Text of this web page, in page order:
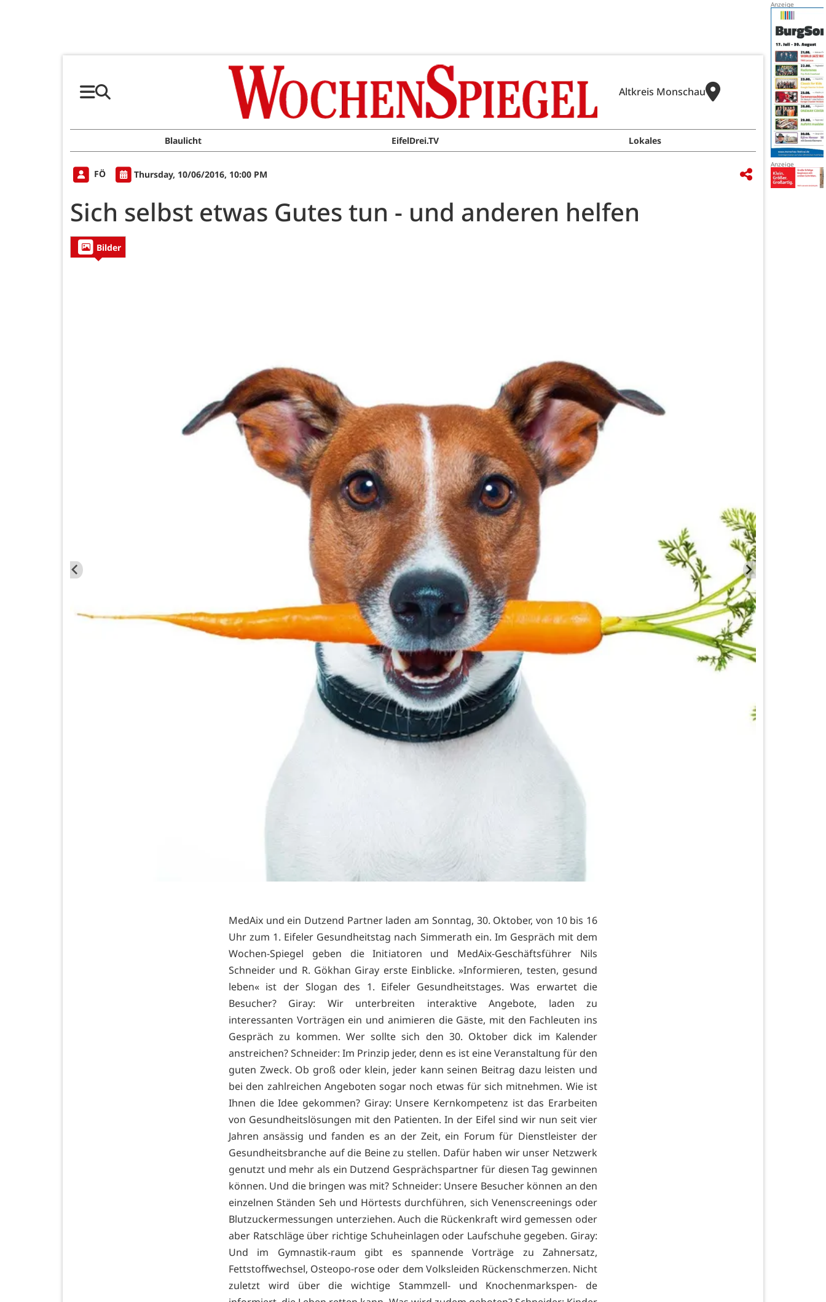
Altkreis Monschau
Blaulicht EifelDrei.TV Lokales
FÖ Thursday, 10/06/2016, 10:00 PM
Sich selbst etwas Gutes tun - und anderen helfen
Bilder
MedAix und ein Dutzend Partner laden am Sonntag, 30. Oktober, von 10 bis 16
Uhr zum 1. Eifeler Gesundheitstag nach Simmerath ein. Im Gespräch mit dem
Wochen-Spiegel geben die Initiatoren und MedAix-Geschäftsführer Nils
Schneider und R. Gökhan Giray erste Einblicke. »Informieren, testen, gesund
leben« ist der Slogan des 1. Eifeler Gesundheitstages. Was erwartet die
Besucher? Giray: Wir unterbreiten interaktive Angebote, laden zu
interessanten Vorträgen ein und animieren die Gäste, mit den Fachleuten ins
Gespräch zu kommen. Wer sollte sich den 30. Oktober dick im Kalender
anstreichen? Schneider: Im Prinzip jeder, denn es ist eine Veranstaltung für den
guten Zweck. Ob groß oder klein, jeder kann seinen Beitrag dazu leisten und
bei den zahlreichen Angeboten sogar noch etwas für sich mitnehmen. Wie ist
Ihnen die Idee gekommen? Giray: Unsere Kernkompetenz ist das Erarbeiten
von Gesundheitslösungen mit den Patienten. In der Eifel sind wir nun seit vier
Jahren ansässig und fanden es an der Zeit, ein Forum für Dienstleister der
Gesundheitsbranche auf die Beine zu stellen. Dafür haben wir unser Netzwerk
genutzt und mehr als ein Dutzend Gesprächspartner für diesen Tag gewinnen
können. Und die bringen was mit? Schneider: Unsere Besucher können an den
einzelnen Ständen Seh und Hörtests durchführen, sich Venenscreenings oder
Blutzuckermessungen unterziehen. Auch die Rückenkraft wird gemessen oder
aber Ratschläge über richtige Schuheinlagen oder Laufschuhe gegeben. Giray:
Und im Gymnastik-raum gibt es spannende Vorträge zu Zahnersatz,
Fettstoffwechsel, Osteopo-rose oder dem Volksleiden Rückenschmerzen. Nicht
zuletzt wird über die wichtige Stammzell- und Knochenmarkspen- de